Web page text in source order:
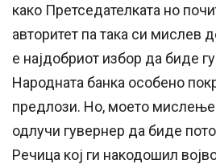
како Претседателката но
авторитет па така си мислев
е најдобриот избор да биде
Народната банка особено
предлози. Но, моето
одлучи гувернер да биде
Речица кој ги накодошил